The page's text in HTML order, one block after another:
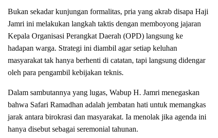
Bukan sekadar kunjungan formalitas, pria yang akrab disapa Haji
Jamri ini melakukan langkah taktis dengan memboyong jajaran
Kepala Organisasi Perangkat Daerah (OPD) langsung ke
hadapan warga. Strategi ini diambil agar setiap keluhan
masyarakat tak hanya berhenti di catatan, tapi langsung didengar
oleh para pengambil kebijakan teknis.
Dalam sambutannya yang lugas, Wabup H. Jamri menegaskan
bahwa Safari Ramadhan adalah jembatan hati untuk memangkas
jarak antara birokrasi dan masyarakat. Ia menolak jika agenda ini
hanya disebut sebagai seremonial tahunan.